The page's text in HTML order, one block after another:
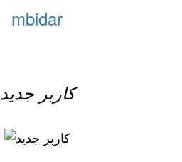
mbidar
کاربر جدید